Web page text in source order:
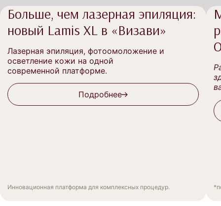
Больше, чем лазерная эпиляция:
новый Lamis XL в «Визави»
Лазерная эпиляция, фотоомоложение и
осветление кожи на одной
современной платформе.
Подробнее
Инновационная платформа для комплексных процедур.